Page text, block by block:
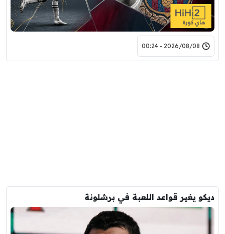
2026/08/08 - 00:24
ديكو يغير قواعد اللعبة في برشلونة